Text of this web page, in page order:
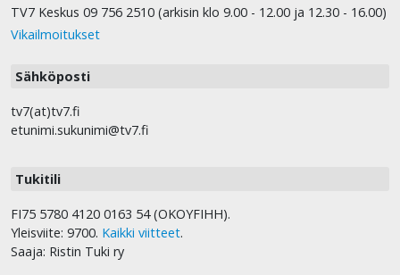
TV7 Keskus 09 756 2510 (arkisin klo 9.00 - 12.00 ja 12.30 - 16.00)
Vikailmoitukset
Sähköposti
tv7(at)tv7.fi
etunimi.sukunimi@tv7.fi
Tukitili
FI75 5780 4120 0163 54 (OKOYFIHH).
Yleisviite: 9700. Kaikki viitteet.
Saaja: Ristin Tuki ry